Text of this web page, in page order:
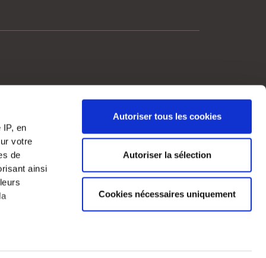
en
votre
de
ainsi
à
Autoriser tous les cookies
Autoriser la sélection
Cookies nécessaires uniquement
plateforme